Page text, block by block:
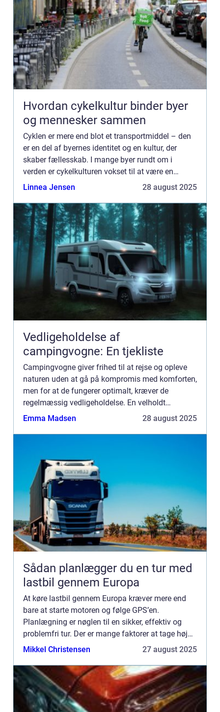
Hvordan cykelkultur binder byer
og mennesker sammen
Cyklen er mere end blot et transportmiddel – den
er en del af byernes identitet og en kultur, der
skaber fællesskab. I mange byer rundt om i
verden er cykelkulturen vokset til at være en
drivkraft for både bæredygtighed ...
Linnea Jensen 28 august 2025
Vedligeholdelse af
campingvogne: En tjekliste
Campingvogne giver frihed til at rejse og opleve
naturen uden at gå på kompromis med komforten,
men for at de fungerer optimalt, kræver de
regelmæssig vedligeholdelse. En velholdt
campingvogn er ikke kun mere pålidelig o...
Emma Madsen 28 august 2025
Sådan planlægger du en tur med
lastbil gennem Europa
At køre lastbil gennem Europa kræver mere end
bare at starte motoren og følge GPS’en.
Planlægning er nøglen til en sikker, effektiv og
problemfri tur. Der er mange faktorer at tage højde
for: veje, trafik...
Mikkel Christensen 27 august 2025